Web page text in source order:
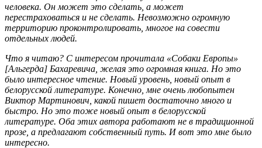
человека. Он может это сделать, а может
перестраховаться и не сделать. Невозможно огромную
территорию проконтролировать, многое на совести
отдельных людей.
Что я читаю? С интересом прочитала «Собаки Европы»
[Альгерда] Бахаревича, желая это огромная книга. Но это
было интересное чтение. Новый уровень, новый опыт в
белорусской литературе. Конечно, мне очень любопытен
Виктор Мартинович, какой пишет достаточно много и
быстро. Но это тоже новый опыт в белорусской
литературе. Оба этих автора работают не в традиционной
прозе, а предлагают собственный путь. И вот это мне было
интересно.